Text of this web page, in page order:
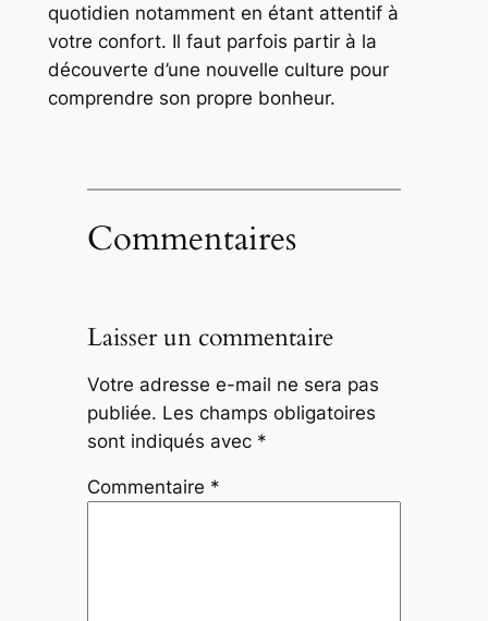
quotidien notamment en étant attentif à
votre confort. Il faut parfois partir à la
découverte d’une nouvelle culture pour
comprendre son propre bonheur.
Commentaires
Laisser un commentaire
Votre adresse e-mail ne sera pas
publiée. Les champs obligatoires
sont indiqués avec *
Commentaire *